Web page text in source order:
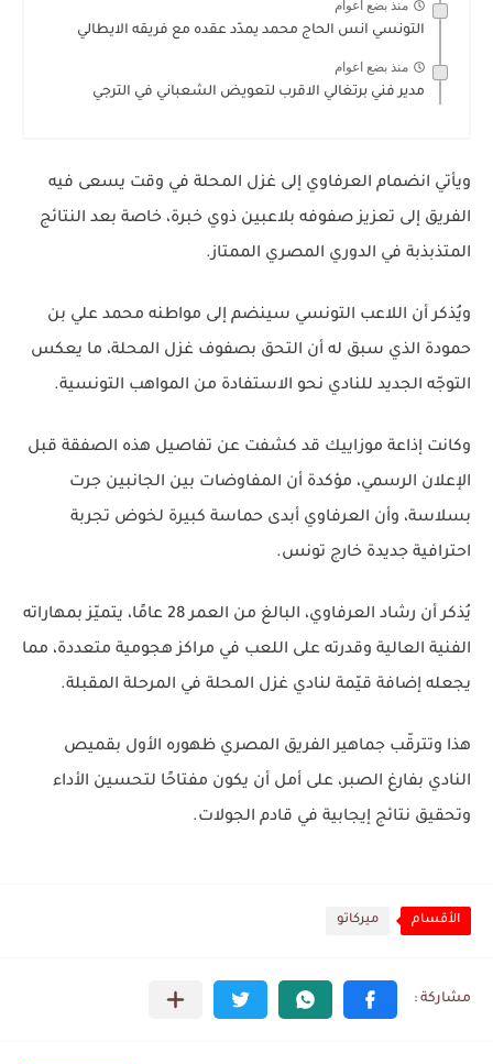
منذ بضع اعوام
التونسي انس الحاج محمد يمدّد عقده مع فريقه الايطالي
منذ بضع اعوام
مدير فني برتغالي الاقرب لتعويض الشعباني في الترجي
ويأتي انضمام العرفاوي إلى غزل المحلة في وقت يسعى فيه
الفريق إلى تعزيز صفوفه بلاعبين ذوي خبرة، خاصة بعد النتائج
المتذبذبة في الدوري المصري الممتاز.
ويُذكر أن اللاعب التونسي سينضم إلى مواطنه محمد علي بن
حمودة الذي سبق له أن التحق بصفوف غزل المحلة، ما يعكس
التوجّه الجديد للنادي نحو الاستفادة من المواهب التونسية.
وكانت إذاعة موزاييك قد كشفت عن تفاصيل هذه الصفقة قبل
الإعلان الرسمي، مؤكدة أن المفاوضات بين الجانبين جرت
بسلاسة، وأن العرفاوي أبدى حماسة كبيرة لخوض تجربة
احترافية جديدة خارج تونس.
يُذكر أن رشاد العرفاوي، البالغ من العمر 28 عامًا، يتميّز بمهاراته
الفنية العالية وقدرته على اللعب في مراكز هجومية متعددة، مما
يجعله إضافة قيّمة لنادي غزل المحلة في المرحلة المقبلة.
هذا وتترقّب جماهير الفريق المصري ظهوره الأول بقميص
النادي بفارغ الصبر، على أمل أن يكون مفتاحًا لتحسين الأداء
وتحقيق نتائج إيجابية في قادم الجولات.
الأقسام ميركاتو